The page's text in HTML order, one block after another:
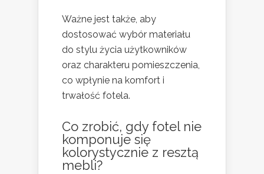
Ważne jest także, aby
dostosować wybór materiału
do stylu życia użytkowników
oraz charakteru pomieszczenia,
co wpłynie na komfort i
trwałość fotela.
Co zrobić, gdy fotel nie
komponuje się
kolorystycznie z resztą
mebli?